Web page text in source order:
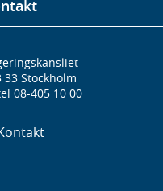
33 Stockholm
08-405 10 00